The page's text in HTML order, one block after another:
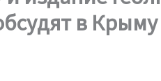
в Крыму